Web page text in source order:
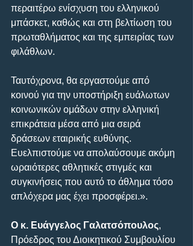
περαιτέρω ενίσχυση του ελληνικού
μπάσκετ, καθώς και στη βελτίωση του
πρωταθλήματος και της εμπειρίας των
φιλάθλων.
Ταυτόχρονα, θα εργαστούμε από
κοινού για την υποστήριξη ευάλωτων
κοινωνικών ομάδων στην ελληνική
επικράτεια μέσα από μια σειρά
δράσεων εταιρικής ευθύνης.
Ευελπιστούμε να απολαύσουμε ακόμη
ωραιότερες αθλητικές στιγμές και
συγκινήσεις που αυτό το άθλημα τόσο
απλόχερα μας έχει προσφέρει.».
Ο κ. Ευάγγελος Γαλατσόπουλος,
Πρόεδρος του Διοικητικού Συμβουλίου